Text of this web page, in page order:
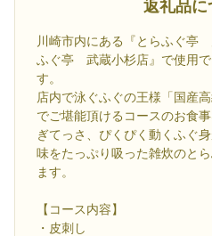
返礼品に
川崎市内にある『とらふぐ亭
ふぐ亭 武蔵小杉店』で使用で
す。
店内で泳ぐふぐの王様「国産
でご堪能頂けるコースのお食
ぎてっさ、ぴくぴく動くふぐ
味をたっぷり吸った雑炊のと
ます。
【コース内容】
・皮刺し